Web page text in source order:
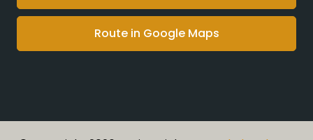
Route in Google Maps